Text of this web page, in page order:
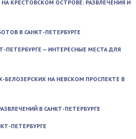
КРЕСТОВСКОМ ОСТРОВЕ: РАЗВЛЕЧЕНИЯ И
В САНКТ-ПЕТЕРБУРГЕ
ПЕТЕРБУРГЕ — ИНТЕРЕСНЫЕ МЕСТА ДЛЯ
БЕЛОЗЕРСКИХ НА НЕВСКОМ ПРОСПЕКТЕ В
В САНКТ-ПЕТЕРБУРГЕ
ПЕТЕРБУРГЕ